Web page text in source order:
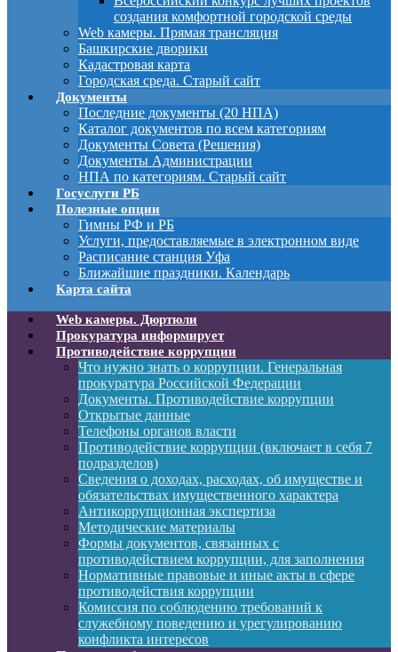
создания комфортной городской среды
Web камеры. Прямая трансляция
Башкирские дворики
Кадастровая карта
Городская среда. Старый сайт
Документы
Последние документы (20 НПА)
Каталог документов по всем категориям
Документы Совета (Решения)
Документы Администрации
НПА по категориям. Старый сайт
Госуслуги РБ
Полезные опции
Гимны РФ и РБ
Услуги, предоставляемые в электронном виде
Расписание станция Уфа
Ближайшие праздники. Календарь
Карта сайта
Web камеры. Дюртюли
Прокуратура информирует
Противодействие коррупции
Что нужно знать о коррупции. Генеральная
прокуратура Российской Федерации
Документы. Противодействие коррупции
Открытые данные
Телефоны органов власти
Противодействие коррупции (включает в себя 7
подразделов)
Сведения о доходах, расходах, об имуществе и
обязательствах имущественного характера
Антикоррупционная экспертиза
Методические материалы
Формы документов, связанных с
противодействием коррупции, для заполнения
Нормативные правовые и иные акты в сфере
противодействия коррупции
Комиссия по соблюдению требований к
служебному поведению и урегулированию
конфликта интересов